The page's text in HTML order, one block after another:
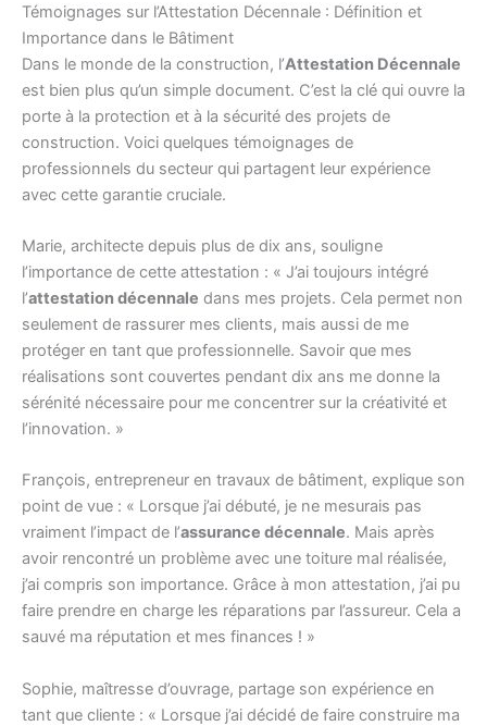
Témoignages sur l’Attestation Décennale : Définition et
Importance dans le Bâtiment
Dans le monde de la construction, l’Attestation Décennale
est bien plus qu’un simple document. C’est la clé qui ouvre la
porte à la protection et à la sécurité des projets de
construction. Voici quelques témoignages de
professionnels du secteur qui partagent leur expérience
avec cette garantie cruciale.
Marie, architecte depuis plus de dix ans, souligne
l’importance de cette attestation : « J’ai toujours intégré
l’attestation décennale dans mes projets. Cela permet non
seulement de rassurer mes clients, mais aussi de me
protéger en tant que professionnelle. Savoir que mes
réalisations sont couvertes pendant dix ans me donne la
sérénité nécessaire pour me concentrer sur la créativité et
l’innovation. »
François, entrepreneur en travaux de bâtiment, explique son
point de vue : « Lorsque j’ai débuté, je ne mesurais pas
vraiment l’impact de l’assurance décennale. Mais après
avoir rencontré un problème avec une toiture mal réalisée,
j’ai compris son importance. Grâce à mon attestation, j’ai pu
faire prendre en charge les réparations par l’assureur. Cela a
sauvé ma réputation et mes finances ! »
Sophie, maîtresse d’ouvrage, partage son expérience en
tant que cliente : « Lorsque j’ai décidé de faire construire ma